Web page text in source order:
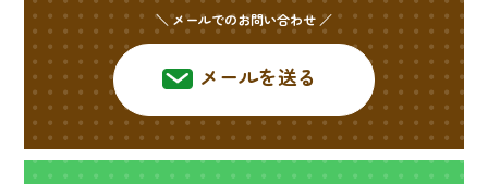
＼ メールでのお問い合わせ ／
メールを送る